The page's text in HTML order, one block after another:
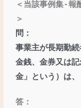
＜当該事例集‐報
＞
問：
事業主が⾧期勤
金銭、金券又は
金」という）は、
答：